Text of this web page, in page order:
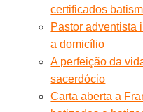
certificados
Pastor adventista
a domicílio
A perfeição da
sacerdócio
Carta aberta a